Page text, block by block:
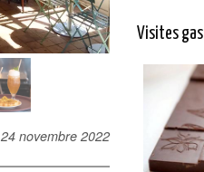
24 novembre 2022
Visites